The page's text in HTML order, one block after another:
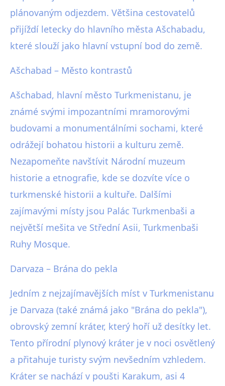
plánovaným odjezdem. Většina cestovatelů
přijíždí letecky do hlavního města Ašchabadu,
které slouží jako hlavní vstupní bod do země.
Ašchabad – Město kontrastů
Ašchabad, hlavní město Turkmenistanu, je
známé svými impozantními mramorovými
budovami a monumentálními sochami, které
odrážejí bohatou historii a kulturu země.
Nezapomeňte navštívit Národní muzeum
historie a etnografie, kde se dozvíte více o
turkmenské historii a kultuře. Dalšími
zajímavými místy jsou Palác Turkmenbaši a
největší mešita ve Střední Asii, Turkmenbaši
Ruhy Mosque.
Darvaza – Brána do pekla
Jedním z nejzajímavějších míst v Turkmenistanu
je Darvaza (také známá jako "Brána do pekla"),
obrovský zemní kráter, který hoří už desítky let.
Tento přírodní plynový kráter je v noci osvětlený
a přitahuje turisty svým nevšedním vzhledem.
Kráter se nachází v poušti Karakum, asi 4